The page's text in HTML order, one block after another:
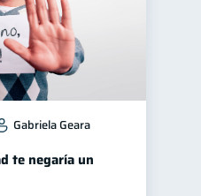
Gabriela Geara
te negaría un